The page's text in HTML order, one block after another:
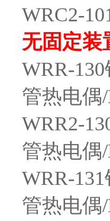
WRC2-
无固定装
WRR-130
管热电偶
WRR2-
管热电偶
WRR-131
管热电偶